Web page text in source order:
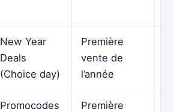
New Year
Deals
(Choice day)
Première
vente de
l’année
Promocodes
Première